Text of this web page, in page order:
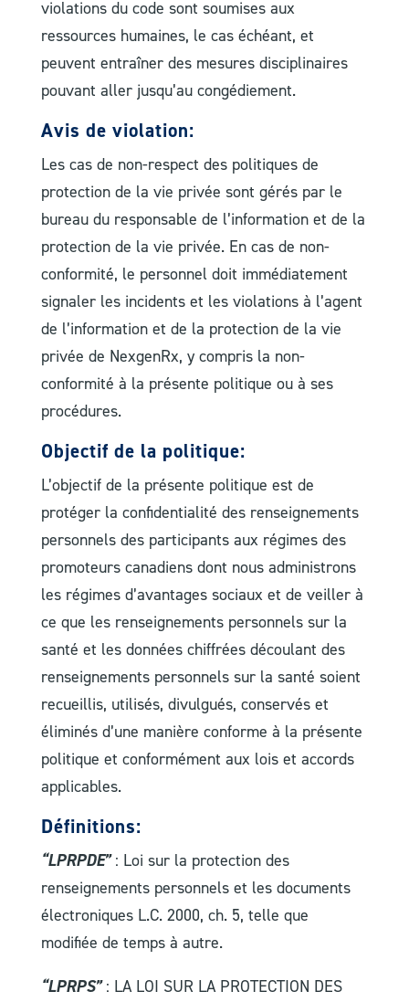
violations du code sont soumises aux
ressources humaines, le cas échéant, et
peuvent entraîner des mesures disciplinaires
pouvant aller jusqu’au congédiement.
Avis de violation:
Les cas de non-respect des politiques de
protection de la vie privée sont gérés par le
bureau du responsable de l’information et de la
protection de la vie privée. En cas de non-
conformité, le personnel doit immédiatement
signaler les incidents et les violations à l’agent
de l’information et de la protection de la vie
privée de NexgenRx, y compris la non-
conformité à la présente politique ou à ses
procédures.
Objectif de la politique:
L’objectif de la présente politique est de
protéger la confidentialité des renseignements
personnels des participants aux régimes des
promoteurs canadiens dont nous administrons
les régimes d’avantages sociaux et de veiller à
ce que les renseignements personnels sur la
santé et les données chiffrées découlant des
renseignements personnels sur la santé soient
recueillis, utilisés, divulgués, conservés et
éliminés d’une manière conforme à la présente
politique et conformément aux lois et accords
applicables.
Définitions:
“LPRPDE”: Loi sur la protection des
renseignements personnels et les documents
électroniques L.C. 2000, ch. 5, telle que
modifiée de temps à autre.
“LPRPS”: LA LOI SUR LA PROTECTION DES